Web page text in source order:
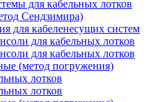
для кабельных лотков
Сендзимира)
для кабеленесущих систем
для кабельных лотков
для кабельных лотков
(метод погружения)
лотков
лотков